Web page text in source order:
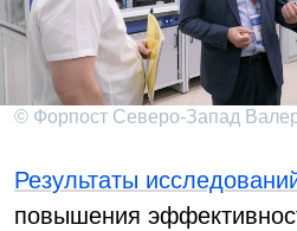
© Форпост Северо-Запад
Результаты
повышения